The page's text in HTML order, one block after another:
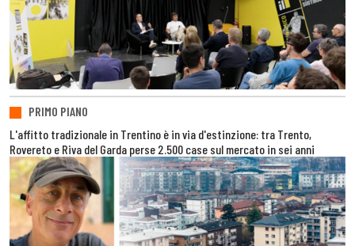
PRIMO PIANO
L'affitto tradizionale in Trentino è in via d'estinzione: tra Trento,
Rovereto e Riva del Garda perse 2.500 case sul mercato in sei anni